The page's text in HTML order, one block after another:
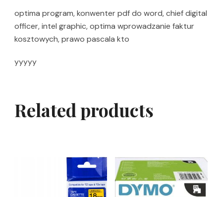
optima program, konwenter pdf do word, chief digital
officer, intel graphic, optima wprowadzanie faktur
kosztowych, prawo pascala kto
yyyyy
Related products